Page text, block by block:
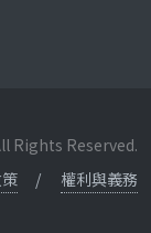
Rights Reserved.
權利與義務